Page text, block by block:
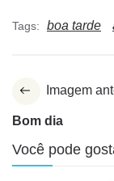
Tags: boa tarde
Imagem
Bom dia
Você pode